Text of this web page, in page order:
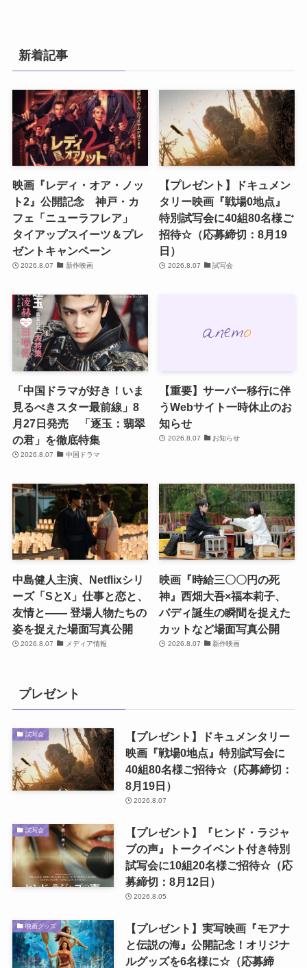
新着記事
映画『レディ・オア・ノッ
ト2』公開記念 神戸・カ
フェ「ニューラフレア」
タイアップスイーツ＆プレ
ゼントキャンペーン
2026.8.07 新作映画
【プレゼント】ドキュメン
タリー映画『戦場0地点』
特別試写会に40組80名様ご
招待☆（応募締切：8月19
日）
2026.8.07 試写会
「中国ドラマが好き！いま
見るべきスター最前線」8
月27日発売 「逐玉：翡翠
の君」を徹底特集
2026.8.07 中国ドラマ
【重要】サーバー移行に伴
うWebサイト一時休止のお
知らせ
2026.8.07 お知らせ
中島健人主演、Netflixシリ
ーズ「SとX」仕事と恋と、
友情と―― 登場人物たちの
姿を捉えた場面写真公開
2026.8.07 メディア情報
映画『時給三〇〇円の死
神』西畑大吾×福本莉子、
バディ誕生の瞬間を捉えた
カットなど場面写真公開
2026.8.07 新作映画
プレゼント
試写会
【プレゼント】ドキュメンタリー
映画『戦場0地点』特別試写会に
40組80名様ご招待☆（応募締切：
8月19日）
2026.8.07
試写会
【プレゼント】『ヒンド・ラジャ
ブの声』トークイベント付き特別
試写会に10組20名様ご招待☆（応
募締切：8月12日）
2026.8.05
映画グッズ
【プレゼント】実写映画『モアナ
と伝説の海』公開記念！オリジナ
ルグッズを6名様に☆（応募締